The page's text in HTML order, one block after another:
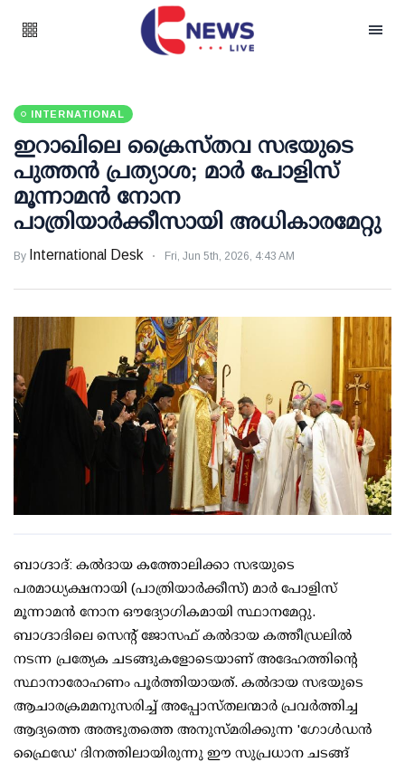
INTERNATIONAL
ഇറാഖിലെ ക്രൈസ്തവ സഭയുടെ
പുത്തൻ പ്രത്യാശ; മാർ പോളിസ്
മൂന്നാമൻ നോന
പാത്രിയാർക്കീസായി അധികാരമേറ്റു
By International Desk Fri, Jun 5th, 2026, 4:43 AM
ബാഗ്ദാദ്: കൽദായ കത്തോലിക്കാ സഭയുടെ
പരമാധ്യക്ഷനായി (പാത്രിയാർക്കീസ്) മാർ പോളിസ്
മൂന്നാമൻ നോന ഔദ്യോഗികമായി സ്ഥാനമേറ്റു.
ബാഗ്ദാദിലെ സെന്റ് ജോസഫ് കൽദായ കത്തീഡ്രലിൽ
നടന്ന പ്രത്യേക ചടങ്ങുകളോടെയാണ് അദേഹത്തിന്റെ
സ്ഥാനാരോഹണം പൂർത്തിയായത്. കൽദായ സഭയുടെ
ആചാരക്രമമനുസരിച്ച് അപ്പോസ്തലന്മാർ പ്രവർത്തിച്ച
ആദ്യത്തെ അത്ഭുതത്തെ അനുസ്മരിക്കുന്ന 'ഗോൾഡൻ
ഫ്രൈഡേ' ദിനത്തിലായിരുന്നു ഈ സുപ്രധാന ചടങ്ങ്